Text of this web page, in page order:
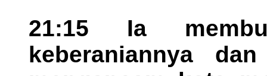
21:15 Ia
keberaniannya